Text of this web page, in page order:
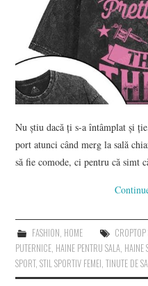
Nu știu dacă ți s-a întâmplat și
port atunci când merg la sală
să fie comode, ci pentru că
FASHION, HOME
PUTERNICE, HAINE PENTRU SALA, HAINE
SPORT,STIL SPORTIV FEMEI,TINUTE DE